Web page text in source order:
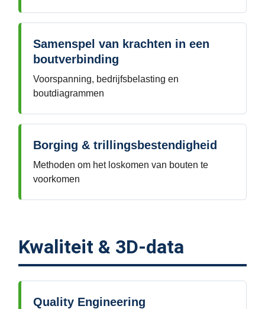
Samenspel van krachten in een
boutverbinding
Voorspanning, bedrijfsbelasting en
boutdiagrammen
Borging & trillingsbestendigheid
Methoden om het loskomen van bouten te
voorkomen
Kwaliteit & 3D-data
Quality Engineering